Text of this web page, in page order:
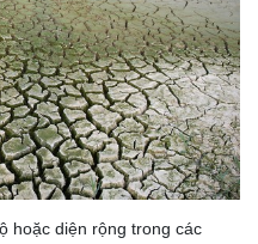
hoặc diện rộng trong các